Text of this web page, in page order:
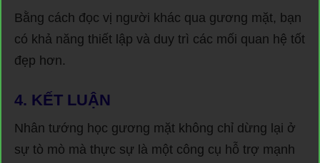
Bằng cách đọc vị người khác qua gương mặt, bạn
có khả năng thiết lập và duy trì các mối quan hệ tốt
đẹp hơn.
4. KẾT LUẬN
Nhân tướng học gương mặt không chỉ dừng lại ở
sự tò mò mà thực sự là một công cụ hỗ trợ mạnh